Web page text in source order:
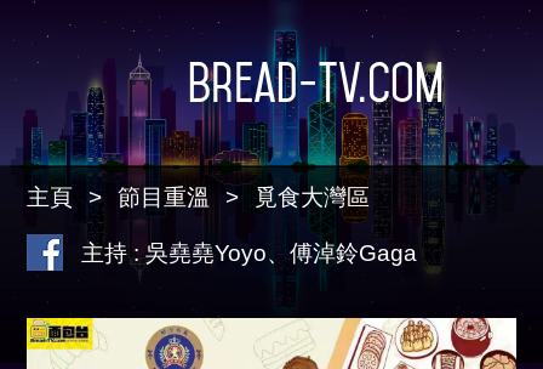
Bread-TV.com
主頁 節目重溫 覓食大灣區
主持 : 吳堯堯Yoyo、傅淖鈴Gaga